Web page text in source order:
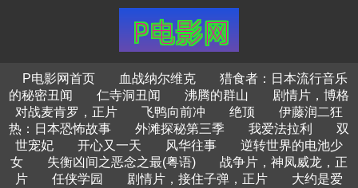
P电影网首页 血战纳尔维克
猎食者：日本流行音乐
的秘密丑闻
仁寺洞丑闻 沸腾的群山
剧情片，博格
对战麦肯罗，正片
飞鸭向前冲 绝顶
伊藤润二狂
热：日本恐怖故事
外滩探秘第三季 我爱法拉利
双
世宠妃
开心又一天 风华往事
逆转世界的电池少
女
失衡凶间之恶念之最(粤语)
战争片，神凤威龙，正
片
任侠学园 剧情片，接住子弹，正片
大约是爱